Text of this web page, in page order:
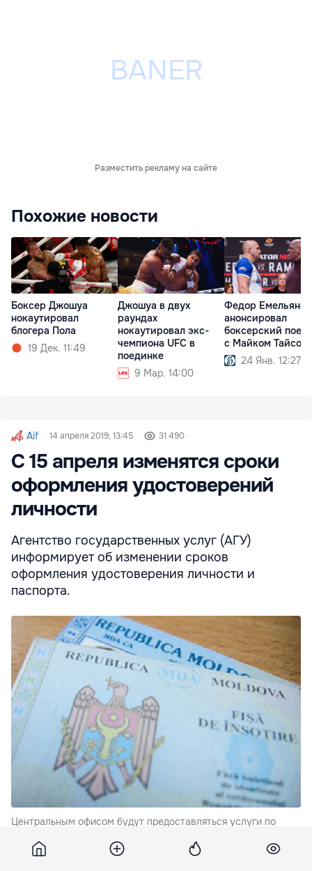
Разместить рекламу на сайте
Похожие новости
Боксер Джошуа
нокаутировал
блогера Пола
19 Дек. 11:49
Джошуа в двух
раундах
нокаутировал экс-
чемпиона UFC в
поединке
9 Мар. 14:00
Федор
анонсировал
боксерский
с Майком
24 Янв. 12:27
Aif 14 апреля 2019, 13:45 31 490
С 15 апреля изменятся сроки
оформления удостоверений
личности
Агентство государственных услуг (АГУ)
информирует об изменении сроков
оформления удостоверения личности и
паспорта.
Центральным офисом будут предоставляться услуги по
календарных дней.